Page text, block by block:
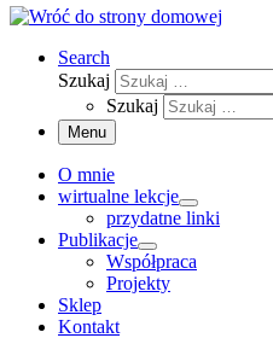
Search
Szukaj
Szukaj
Menu
O mnie
wirtualne lekcje
przydatne linki
Publikacje
Współpraca
Projekty
Sklep
Kontakt